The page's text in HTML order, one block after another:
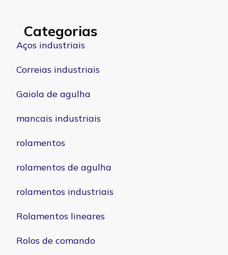
Categorias
Aços industriais
Correias industriais
Gaiola de agulha
mancais industriais
rolamentos
rolamentos de agulha
rolamentos industriais
Rolamentos lineares
Rolos de comando